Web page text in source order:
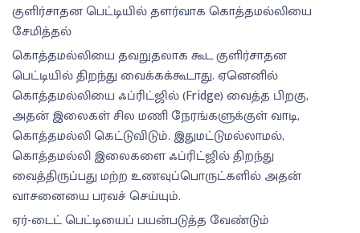
குளிர்சாதன பெட்டியில் தளர்வாக கொத்தமல்லியை
சேமித்தல்
கொத்தமல்லியை தவறுதலாக கூட குளிர்சாதன
பெட்டியில் திறந்து வைக்கக்கூடாது. ஏனெனில்
கொத்தமல்லியை ஃப்ரிட்ஜில் (Fridge) வைத்த பிறகு,
அதன் இலைகள் சில மணி நேரங்களுக்குள் வாடி,
கொத்தமல்லி கெட்டுவிடும். இதுமட்டுமல்லாமல்,
கொத்தமல்லி இலைகளை ஃப்ரிட்ஜில் திறந்து
வைத்திருப்பது மற்ற உணவுப்பொருட்களில் அதன்
வாசனையை பரவச் செய்யும்.
ஏர்-டைட் பெட்டியைப் பயன்படுத்த வேண்டும்